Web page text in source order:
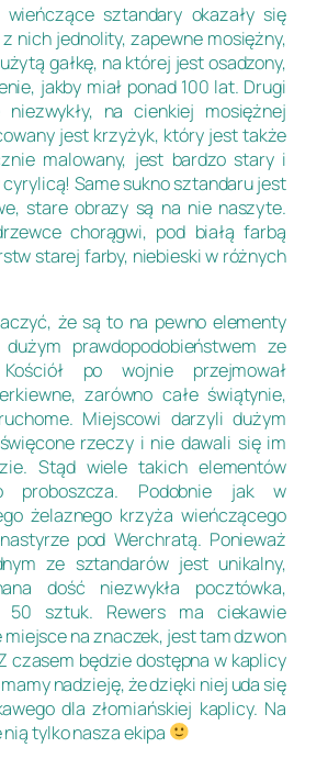
sztandary okazały się
nich jednolity, zapewne mosiężny,
gałkę, na której jest osadzony,
jakby miał ponad 100 lat. Drugi
na cienkiej mosiężnej
jest krzyżyk, który jest także
malowany, jest bardzo stary i
Same sukno sztandaru jest
stare obrazy są na nie naszyte.
chorągwi, pod białą farbą
starej farby, niebieski w różnych
że są to na pewno elementy
prawdopodobieństwem ze
po wojnie przejmował
zarówno całe świątynie,
Miejscowi darzyli dużym
rzeczy i nie dawali się im
Stąd wiele takich elementów
proboszcza. Podobnie jak w
żelaznego krzyża wieńczącego
pod Werchratą. Ponieważ
ze sztandarów jest unikalny,
dość niezwykła pocztówka,
50 sztuk. Rewers ma ciekawie
na znaczek, jest tam dzwon
czasem będzie dostępna w kaplicy
nadzieję, że dzięki niej uda się
dla złomiańskiej kaplicy. Na
tylko nasza ekipa